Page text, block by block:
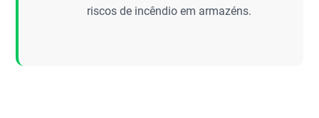
riscos de incêndio em armazéns.